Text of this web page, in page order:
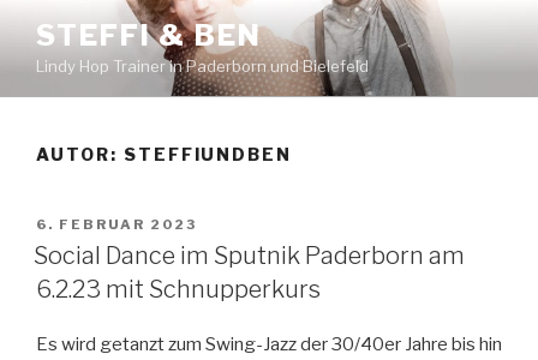
Inhalt
springen
STEFFI & BEN
Lindy Hop Trainer in Paderborn und Bielefeld
AUTOR: STEFFIUNDBEN
VERÖFFENTLICHT
AM
6. FEBRUAR 2023
Social Dance im Sputnik Paderborn am
6.2.23 mit Schnupperkurs
Es wird getanzt zum Swing-Jazz der 30/40er Jahre bis hin